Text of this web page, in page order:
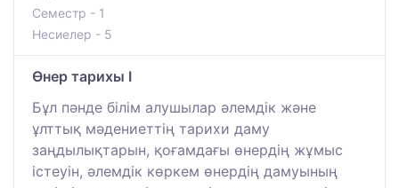
Семестр - 1
Несиелер - 5
Өнер тарихы I
Бұл пәнде білім алушылар әлемдік және
ұлттық мәдениеттің тарихи даму
заңдылықтарын, қоғамдағы өнердің жұмыс
істеуін, әлемдік көркем өнердің дамуының